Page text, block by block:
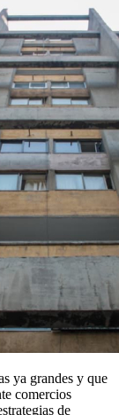
ya grandes y que
comercios
de